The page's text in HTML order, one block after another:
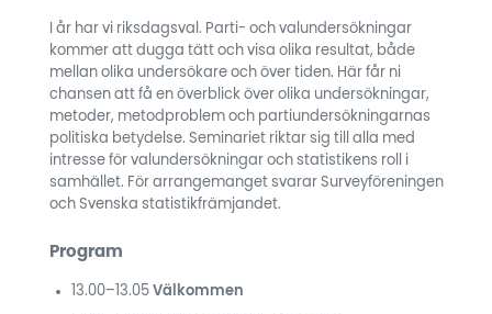
I år har vi riksdagsval. Parti- och valundersökningar
kommer att dugga tätt och visa olika resultat, både
mellan olika undersökare och över tiden. Här får ni
chansen att få en överblick över olika undersökningar,
metoder, metodproblem och partiundersökningarnas
politiska betydelse. Seminariet riktar sig till alla med
intresse för valundersökningar och statistikens roll i
samhället. För arrangemanget svarar Surveyföreningen
och Svenska statistikfrämjandet.
Program
13.00–13.05 Välkommen